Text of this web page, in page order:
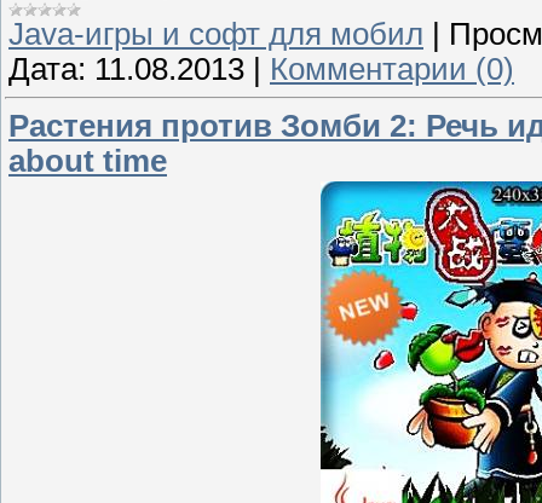
Java-игры и софт для мобил |
Дата: 11.08.2013 | Комментарии (0)
Растения против Зомби 2: Речь
about time